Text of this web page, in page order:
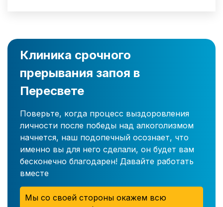
Клиника срочного
прерывания запоя в
Пересвете
Поверьте, когда процесс выздоровления
личности после победы над алкоголизмом
начнется, наш подопечный осознает, что
именно вы для него сделали, он будет вам
бесконечно благодарен! Давайте работать
вместе
Мы со своей стороны окажем всю